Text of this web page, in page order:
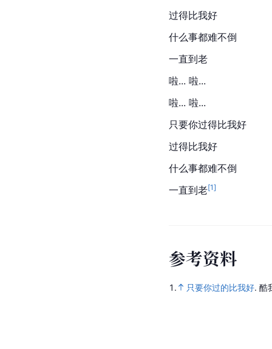
过得比我好
什么事都难不倒
一直到老
啦... 啦...
啦... 啦...
只要你过得比我好
过得比我好
什么事都难不倒
一直到老[1]
参考资料
1. 只要你过的比我好. 酷